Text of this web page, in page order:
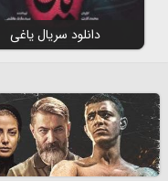
دانلود سریال یاغی